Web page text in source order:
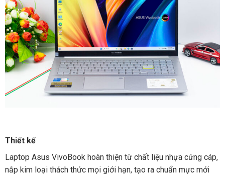
Thiết kế
Laptop Asus VivoBook hoàn thiện từ chất liệu nhựa cứng cáp,
nắp kim loại thách thức mọi giới hạn, tạo ra chuẩn mực mới